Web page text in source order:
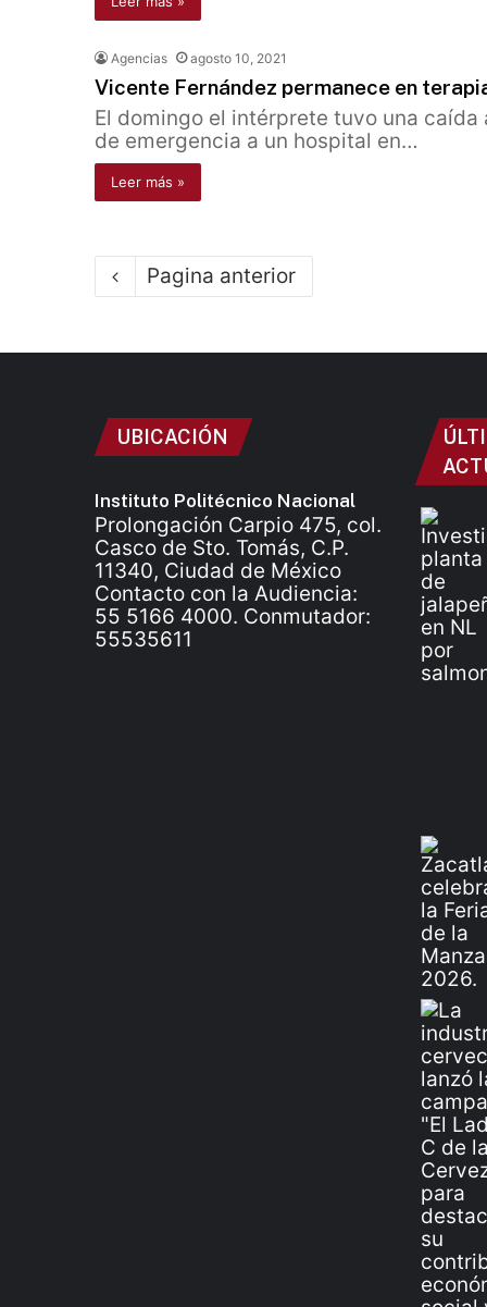
Agencias agosto 10, 2021
Vicente Fernández permanece en
El domingo el intérprete tuvo una
de emergencia a un hospital en…
Leer más »
Pagina anterior
UBICACIÓN
Instituto Politécnico Nacional
Prolongación Carpio 475, col.
Casco de Sto. Tomás, C.P.
11340, Ciudad de México
Contacto con la Audiencia:
55 5166 4000. Conmutador:
55535611